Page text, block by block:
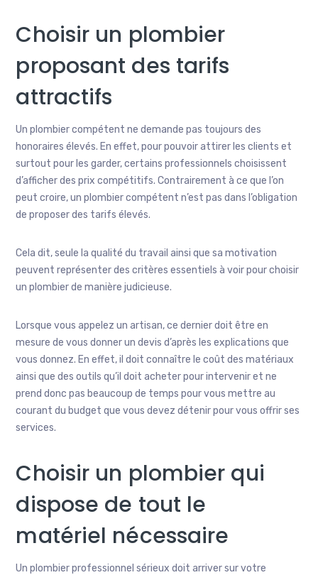
Choisir un plombier
proposant des tarifs
attractifs
Un plombier compétent ne demande pas toujours des
honoraires élevés. En effet, pour pouvoir attirer les clients et
surtout pour les garder, certains professionnels choisissent
d’afficher des prix compétitifs. Contrairement à ce que l’on
peut croire, un plombier compétent n’est pas dans l’obligation
de proposer des tarifs élevés.
Cela dit, seule la qualité du travail ainsi que sa motivation
peuvent représenter des critères essentiels à voir pour choisir
un plombier de manière judicieuse.
Lorsque vous appelez un artisan, ce dernier doit être en
mesure de vous donner un devis d’après les explications que
vous donnez. En effet, il doit connaître le coût des matériaux
ainsi que des outils qu’il doit acheter pour intervenir et ne
prend donc pas beaucoup de temps pour vous mettre au
courant du budget que vous devez détenir pour vous offrir ses
services.
Choisir un plombier qui
dispose de tout le
matériel nécessaire
Un plombier professionnel sérieux doit arriver sur votre